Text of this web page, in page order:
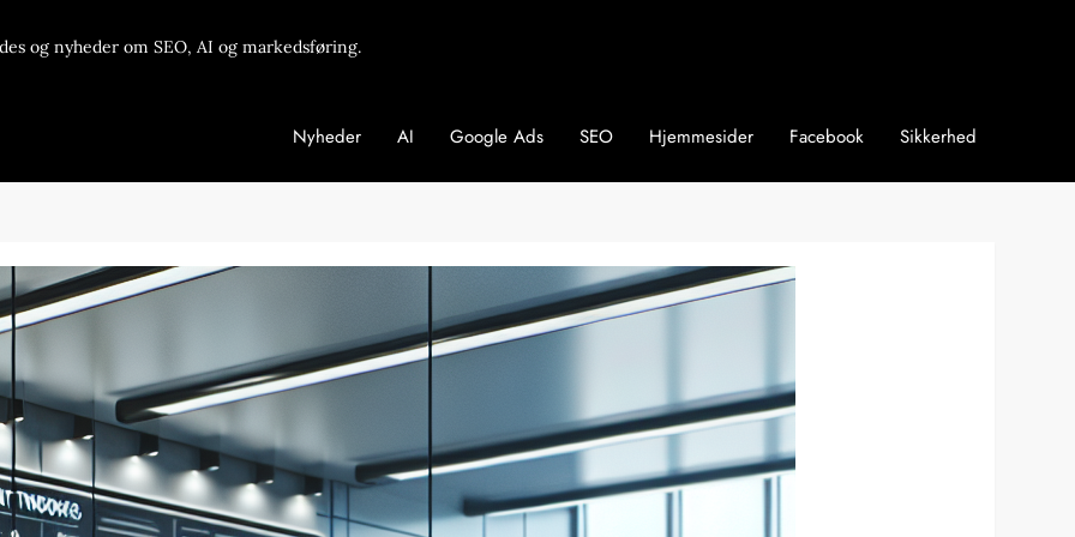
og nyheder om SEO, AI og markedsføring.
Nyheder AI Google Ads SEO Hjemmesider Facebook Sikkerhed